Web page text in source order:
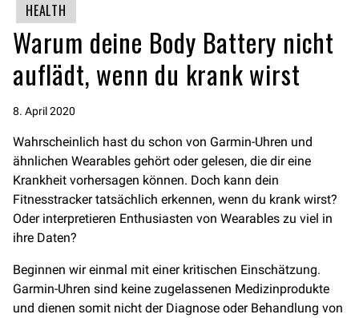
HEALTH
Warum deine Body Battery nicht
auflädt, wenn du krank wirst
8. April 2020
Wahrscheinlich hast du schon von Garmin-Uhren und
ähnlichen Wearables gehört oder gelesen, die dir eine
Krankheit vorhersagen können. Doch kann dein
Fitnesstracker tatsächlich erkennen, wenn du krank wirst?
Oder interpretieren Enthusiasten von Wearables zu viel in
ihre Daten?
Beginnen wir einmal mit einer kritischen Einschätzung.
Garmin-Uhren sind keine zugelassenen Medizinprodukte
und dienen somit nicht der Diagnose oder Behandlung von